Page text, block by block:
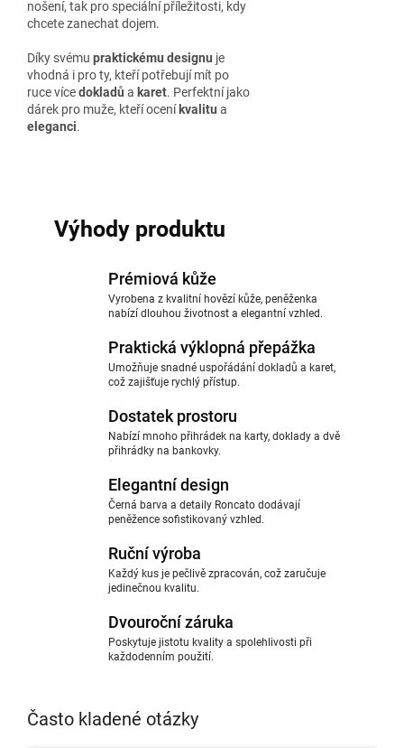
nošení, tak pro speciální příležitosti, kdy
chcete zanechat dojem.
Díky svému praktickému designu je
vhodná i pro ty, kteří potřebují mít po
ruce vícedokladů a karet. Perfektní jako
dárek pro muže, kteří ocení kvalitu a
eleganci.
Výhody produktu
Prémiová kůže
Vyrobena z kvalitní hovězí kůže, peněženka
nabízí dlouhou životnost a elegantní vzhled.
Praktická výklopná přepážka
Umožňuje snadné uspořádání dokladů a karet,
což zajišťuje rychlý přístup.
Dostatek prostoru
Nabízí mnoho přihrádek na karty, doklady a dvě
přihrádky na bankovky.
Elegantní design
Černá barva a detaily Roncato dodávají
peněžence sofistikovaný vzhled.
Ruční výroba
Každý kus je pečlivě zpracován, což zaručuje
jedinečnou kvalitu.
Dvouroční záruka
Poskytuje jistotu kvality a spolehlivosti při
každodenním použití.
Často kladené otázky